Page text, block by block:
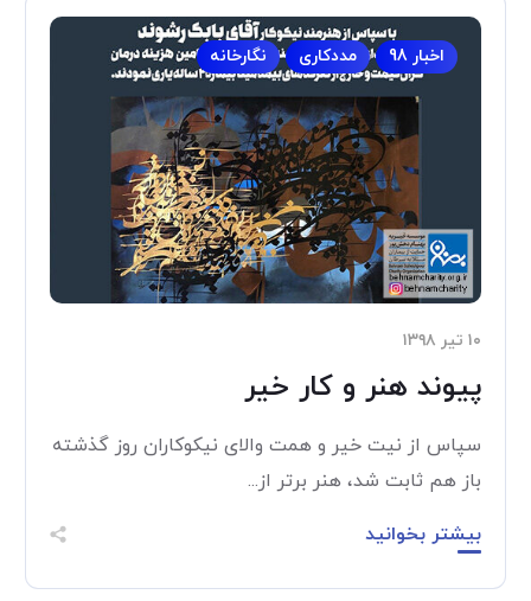
اخبار 98 مددکاری نگارخانه
۱۰ تیر ۱۳۹۸
پیوند هنر و کار خیر
سپاس از نیت خیر و همت والای نیکوکاران روز گذشته
باز هم ثابت شد، هنر برتر از...
بیشتر بخوانید